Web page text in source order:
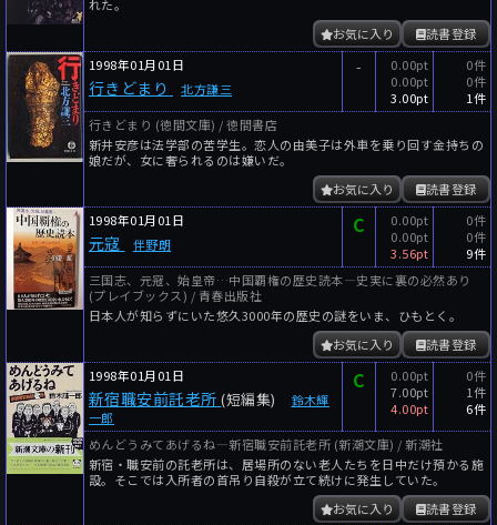
れた。
読書登録
お気に入り
1998年01月01日
行きどまり 北方謙三
-
0.00pt
0.00pt
3.00pt
0件
0件
1件
行きどまり (徳間文庫) / 徳間書店
新井安彦は法学部の苦学生。恋人の由美子は外車を乗り回す金持ちの
娘だが、女に奢られるのは嫌いだ。
読書登録
お気に入り
1998年01月01日
元寇 伴野朗
C
0.00pt
0.00pt
3.56pt
0件
0件
9件
三国志、元寇、始皇帝…中国覇権の歴史読本―史実に裏の必然あり
(プレイブックス) / 青春出版社
日本人が知らずにいた悠久3000年の歴史の謎をいま、ひもとく。
読書登録
お気に入り
1998年01月01日
新宿職安前託老所 (短編集)
鈴木輝
一郎
C
0.00pt
7.00pt
4.00pt
0件
1件
6件
めんどうみてあげるね―新宿職安前託老所 (新潮文庫) / 新潮社
新宿・職安前の託老所は、居場所のない老人たちを日中だけ預かる施
設。そこでは入所者の首吊り自殺が立て続けに発生していた。
読書登録
お気に入り